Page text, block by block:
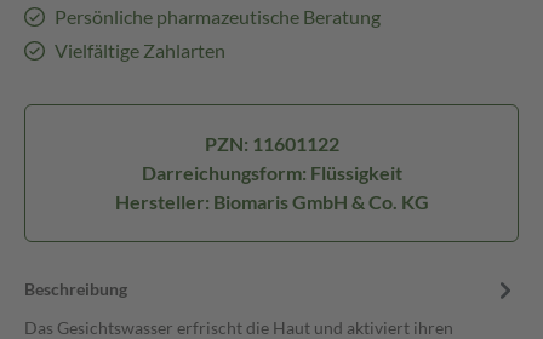
Persönliche pharmazeutische Beratung
Vielfältige Zahlarten
PZN: 11601122
Darreichungsform: Flüssigkeit
Hersteller: Biomaris GmbH & Co. KG
Beschreibung
Das Gesichtswasser erfrischt die Haut und aktiviert ihren